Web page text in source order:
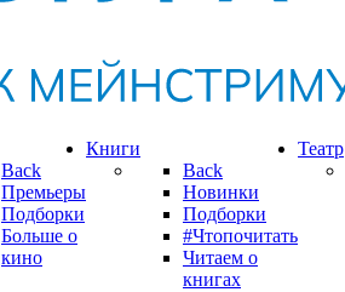
Back
Премьеры
Подборки
Больше о
кино
Книги
Back
Новинки
Подборки
#Чтопочитать
Читаем о
книгах
Театр